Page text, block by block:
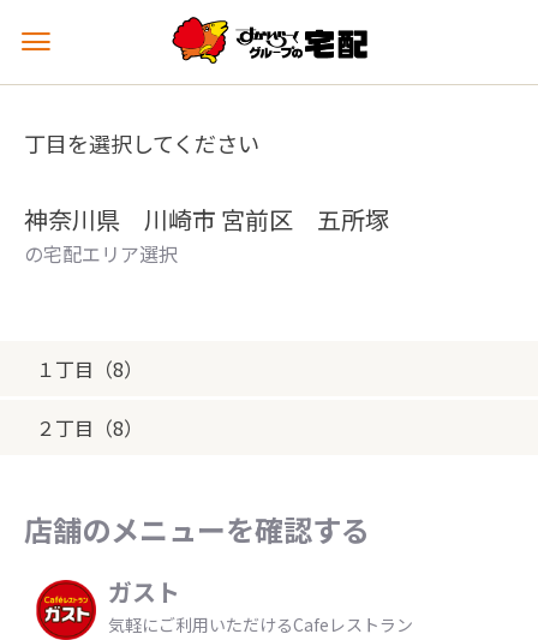
メ
ュ
を
丁目を選択してください
神奈川県 川崎市 宮前区 五所塚
の宅配エリア選択
１丁目（8）
２丁目（8）
店舗のメニューを確認する
ガスト
気軽にご利用いただけるCafeレストラン